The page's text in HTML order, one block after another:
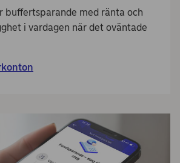
buffertsparande med ränta och
i vardagen när det oväntade